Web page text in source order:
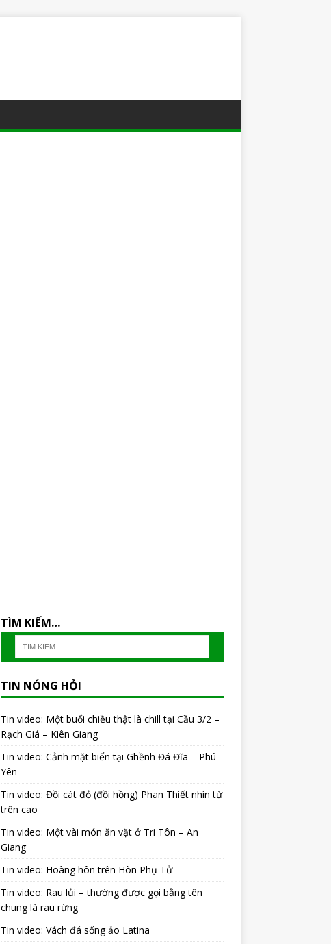
TÌM KIẾM…
TIN NÓNG HỎI
Tin video: Một buổi chiều thật là chill tại Cầu 3/2 –
Rạch Giá – Kiên Giang
Tin video: Cảnh mặt biển tại Ghềnh Đá Đĩa – Phú
Yên
Tin video: Đồi cát đỏ (đồi hồng) Phan Thiết nhìn từ
trên cao
Tin video: Một vài món ăn vặt ở Tri Tôn – An
Giang
Tin video: Hoàng hôn trên Hòn Phụ Tử
Tin video: Rau lủi – thường được gọi bằng tên
chung là rau rừng
Tin video: Vách đá sống ảo Latina